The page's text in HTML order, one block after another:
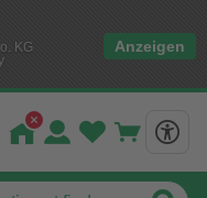
KG
Anzeigen